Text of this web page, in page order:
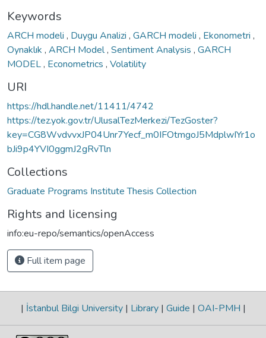
Keywords
ARCH modeli , Duygu Analizi , GARCH modeli , Ekonometri ,
Oynaklık , ARCH Model, Sentiment Analysis , GARCH
MODEL, Econometrics , Volatility
URI
https://hdl.handle.net/11411/4742
https://tez.yok.gov.tr/UlusalTezMerkezi/TezGoster?
key=CG8WvdvvxJP04Unr7Yecf_m0IFOtmgoJ5MdplwIYr1o
bJi9p4YVI0ggmJ2gRvTln
Collections
Graduate Programs Institute Thesis Collection
Rights and licensing
info:eu-repo/semantics/openAccess
Full item page
| İstanbul Bilgi University | Library | Guide | OAI-PMH |